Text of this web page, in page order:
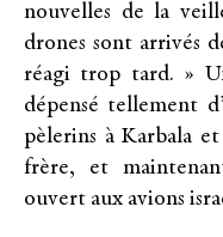
nouvelles de la
drones sont arrivés
réagi trop tard. »
dépensé tellement
pèlerins à Karbala
frère, et
ouvert aux avions